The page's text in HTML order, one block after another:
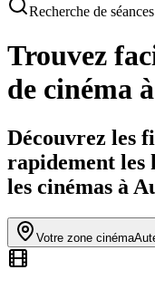
Recherche de séances
Trouvez
de cinéma
Découvrez les
rapidement les
les cinémas à
Votre zone cinéma